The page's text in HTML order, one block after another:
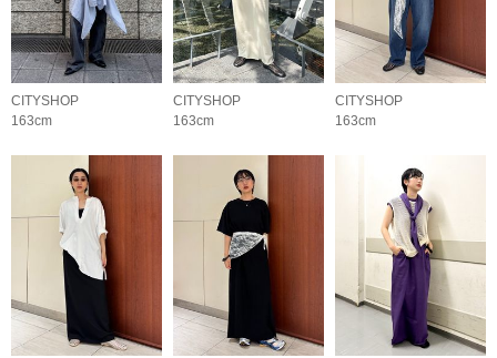
CITYSHOP
163cm
CITYSHOP
163cm
CITYSHOP
163cm